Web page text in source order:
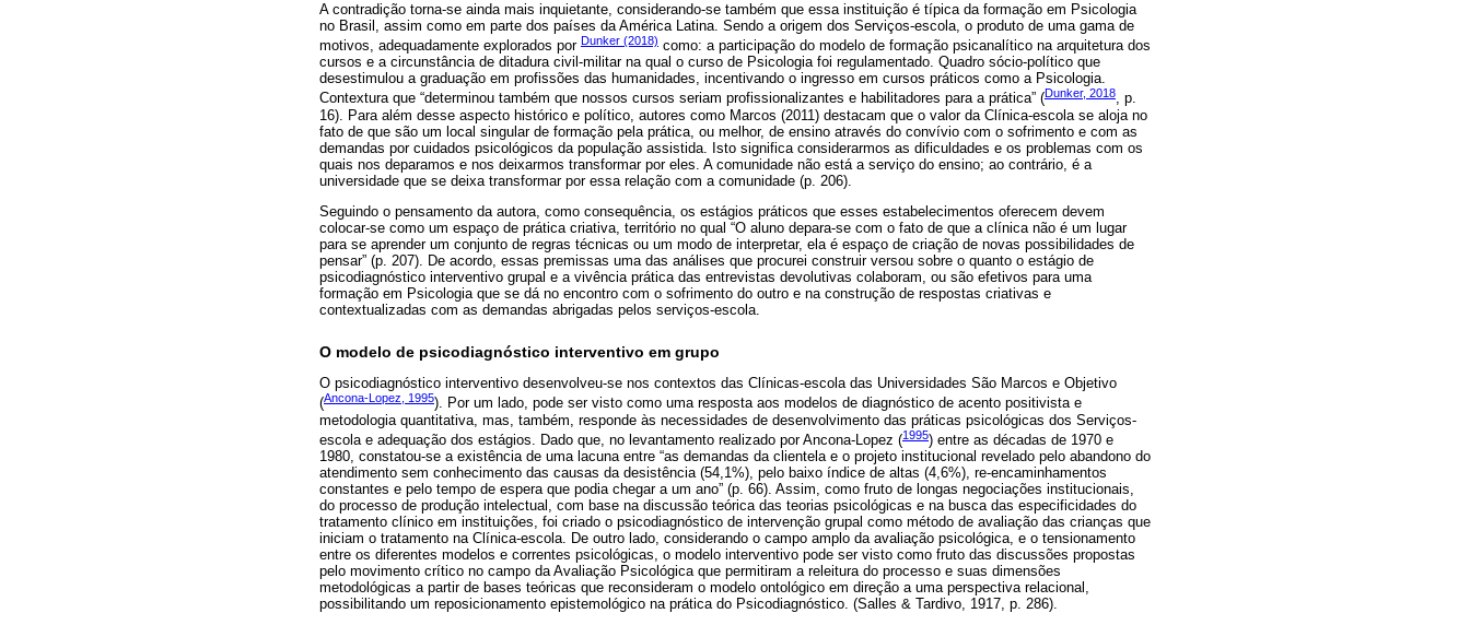
A contradição torna-se ainda mais inquietante, considerando-se também que essa instituição é típica da formação em Psicologia
no Brasil, assim como em parte dos países da América Latina. Sendo a origem dos Serviços-escola, o produto de uma gama de
motivos, adequadamente explorados por Dunker (2018) como: a participação do modelo de formação psicanalítico na arquitetura dos
cursos e a circunstância de ditadura civil-militar na qual o curso de Psicologia foi regulamentado. Quadro sócio-político que
desestimulou a graduação em profissões das humanidades, incentivando o ingresso em cursos práticos como a Psicologia.
Contextura que “determinou também que nossos cursos seriam profissionalizantes e habilitadores para a prática” (Dunker, 2018, p.
16). Para além desse aspecto histórico e político, autores como Marcos (2011) destacam que o valor da Clínica-escola se aloja no
fato de que são um local singular de formação pela prática, ou melhor, de ensino através do convívio com o sofrimento e com as
demandas por cuidados psicológicos da população assistida. Isto significa considerarmos as dificuldades e os problemas com os
quais nos deparamos e nos deixarmos transformar por eles. A comunidade não está a serviço do ensino; ao contrário, é a
universidade que se deixa transformar por essa relação com a comunidade (p. 206).
Seguindo o pensamento da autora, como consequência, os estágios práticos que esses estabelecimentos oferecem devem
colocar-se como um espaço de prática criativa, território no qual “O aluno depara-se com o fato de que a clínica não é um lugar
para se aprender um conjunto de regras técnicas ou um modo de interpretar, ela é espaço de criação de novas possibilidades de
pensar” (p. 207). De acordo, essas premissas uma das análises que procurei construir versou sobre o quanto o estágio de
psicodiagnóstico interventivo grupal e a vivência prática das entrevistas devolutivas colaboram, ou são efetivos para uma
formação em Psicologia que se dá no encontro com o sofrimento do outro e na construção de respostas criativas e
contextualizadas com as demandas abrigadas pelos serviços-escola.
O modelo de psicodiagnóstico interventivo em grupo
O psicodiagnóstico interventivo desenvolveu-se nos contextos das Clínicas-escola das Universidades São Marcos e Objetivo
(Ancona-Lopez, 1995). Por um lado, pode ser visto como uma resposta aos modelos de diagnóstico de acento positivista e
metodologia quantitativa, mas, também, responde às necessidades de desenvolvimento das práticas psicológicas dos Serviços-
escola e adequação dos estágios. Dado que, no levantamento realizado por Ancona-Lopez (1995) entre as décadas de 1970 e
1980, constatou-se a existência de uma lacuna entre “as demandas da clientela e o projeto institucional revelado pelo abandono do
atendimento sem conhecimento das causas da desistência (54,1%), pelo baixo índice de altas (4,6%), re-encaminhamentos
constantes e pelo tempo de espera que podia chegar a um ano” (p. 66). Assim, como fruto de longas negociações institucionais,
do processo de produção intelectual, com base na discussão teórica das teorias psicológicas e na busca das especificidades do
tratamento clínico em instituições, foi criado o psicodiagnóstico de intervenção grupal como método de avaliação das crianças que
iniciam o tratamento na Clínica-escola. De outro lado, considerando o campo amplo da avaliação psicológica, e o tensionamento
entre os diferentes modelos e correntes psicológicas, o modelo interventivo pode ser visto como fruto das discussões propostas
pelo movimento crítico no campo da Avaliação Psicológica que permitiram a releitura do processo e suas dimensões
metodológicas a partir de bases teóricas que reconsideram o modelo ontológico em direção a uma perspectiva relacional,
possibilitando um reposicionamento epistemológico na prática do Psicodiagnóstico. (Salles & Tardivo, 1917, p. 286).